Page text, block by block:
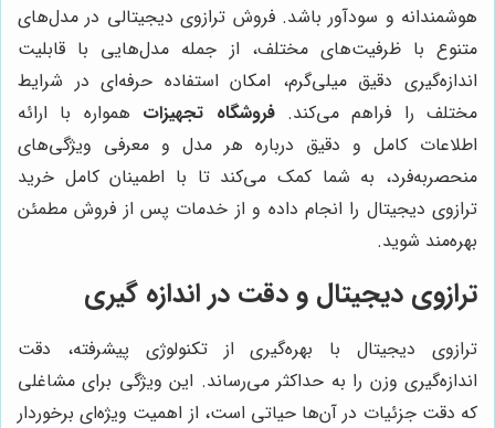
هوشمندانه و سودآور باشد. فروش ترازوی دیجیتالی در مدل‌های
متنوع با ظرفیت‌های مختلف، از جمله مدل‌هایی با قابلیت
اندازه‌گیری دقیق میلی‌گرم، امکان استفاده حرفه‌ای در شرایط
مختلف را فراهم می‌کند.فروشگاه تجهیزات همواره با ارائه
اطلاعات کامل و دقیق درباره هر مدل و معرفی ویژگی‌های
منحصربه‌فرد، به شما کمک می‌کند تا با اطمینان کامل خرید
ترازوی دیجیتال را انجام داده و از خدمات پس از فروش مطمئن
بهره‌مند شوید.
ترازوی دیجیتال و دقت در اندازه گیری
ترازوی دیجیتال با بهره‌گیری از تکنولوژی پیشرفته، دقت
اندازه‌گیری وزن را به حداکثر می‌رساند. این ویژگی برای مشاغلی
که دقت جزئیات در آن‌ها حیاتی است، از اهمیت ویژه‌ای برخوردار